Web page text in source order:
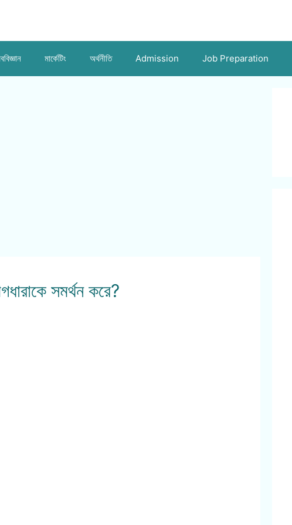
মার্কেটিং অর্থনীতি Admission Job Preparation
সমর্থন করে?